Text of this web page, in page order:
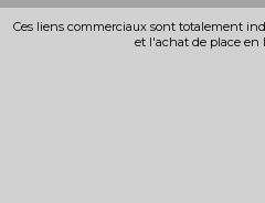
Ces liens commerciaux sont totalement
et l'achat de place en